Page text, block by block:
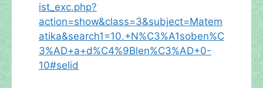
ist_exc.php?
action=show&class=3&subject=Matem
atika&search1=10.+N%C3%A1soben%C
3%AD+a+d%C4%9Blen%C3%AD+0-
10#selid